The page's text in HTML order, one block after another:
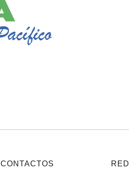
CONTACTOS